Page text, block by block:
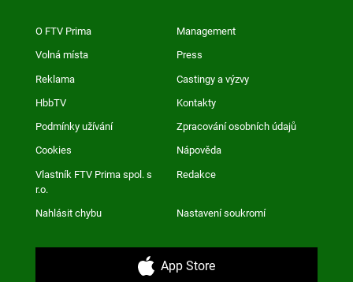
O FTV Prima Management
Volná místa Press
Reklama Castingy a výzvy
HbbTV Kontakty
Podmínky užívání Zpracování osobních údajů
Cookies Nápověda
Vlastník FTV Prima spol. s
r.o.
Redakce
Nahlásit chybu Nastavení soukromí
App Store